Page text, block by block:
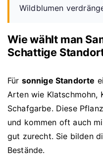
Wildblumen
Wie wählt man
Schattige
Für sonnige Standorte
Arten wie Klatschmohn,
Schafgarbe. Diese
und kommen oft auch
gut zurecht. Sie bilden
Bestände.